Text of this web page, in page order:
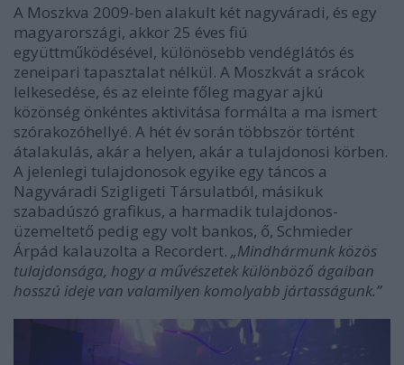
A Moszkva 2009-ben alakult két nagyváradi, és egy
magyarországi, akkor 25 éves fiú
együttműködésével, különösebb vendéglátós és
zeneipari tapasztalat nélkül. A Moszkvát a srácok
lelkesedése, és az eleinte főleg magyar ajkú
közönség önkéntes aktivitása formálta a ma ismert
szórakozóhellyé. A hét év során többször történt
átalakulás, akár a helyen, akár a tulajdonosi körben.
A jelenlegi tulajdonosok egyike egy táncos a
Nagyváradi Szigligeti Társulatból, másikuk
szabadúszó grafikus, a harmadik tulajdonos-
üzemeltető pedig egy volt bankos, ő, Schmieder
Árpád kalauzolta a Recordert. „Mindhármunk közös
tulajdonsága, hogy a művészetek különböző ágaiban
hosszú ideje van valamilyen komolyabb jártasságunk.”